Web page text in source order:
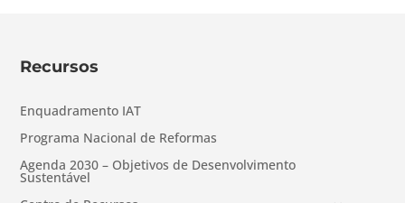
Recursos
Enquadramento IAT
Programa Nacional de Reformas
Agenda 2030 – Objetivos de Desenvolvimento
Sustentável